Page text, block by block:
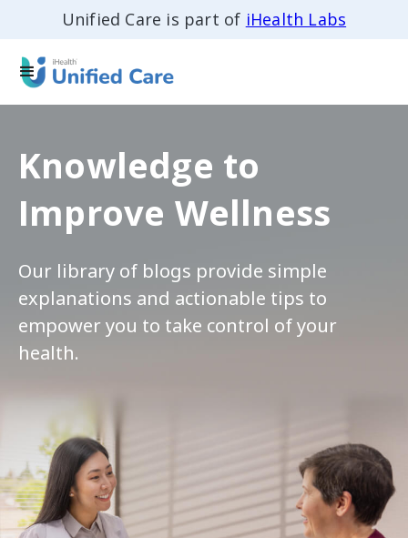
Unified Care is part of iHealth Labs
Knowledge to
Improve Wellness
Our library of blogs provide simple
explanations and actionable tips to
empower you to take control of your
health.